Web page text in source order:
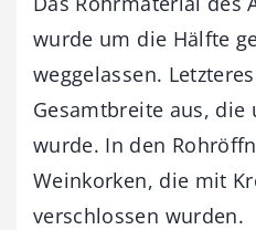
wurde um die Hälfte
weggelassen.
Gesamtbreite aus,
wurde. In den
Weinkorken, die mit
verschlossen wurden.